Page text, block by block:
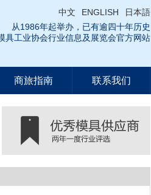
中文 ENGLISH
日本語
从1986年起举办，已有逾四十年历史
具工业协会行业信息及展览会官方网站
商旅指南 联系我们